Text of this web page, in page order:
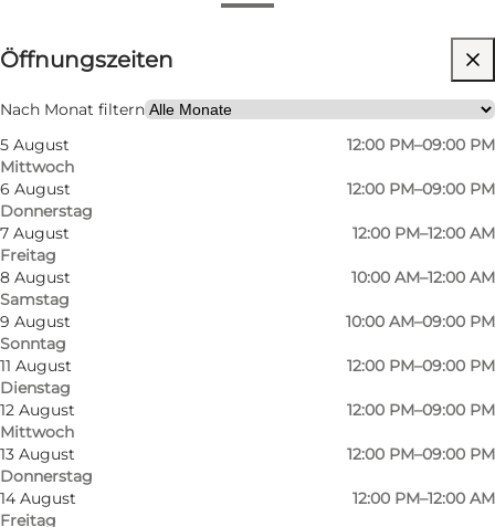
Öffnungszeiten anzeigen
Öffnungszeiten
Nach Monat filtern
5 August
Mittwoch
12:00 PM–09:00 PM
6 August
Donnerstag
12:00 PM–09:00 PM
7 August
Freitag
12:00 PM–12:00 AM
8 August
Samstag
10:00 AM–12:00 AM
9 August
Sonntag
10:00 AM–09:00 PM
11 August
Dienstag
12:00 PM–09:00 PM
12 August
Mittwoch
12:00 PM–09:00 PM
13 August
Donnerstag
12:00 PM–09:00 PM
14 August
Freitag
12:00 PM–12:00 AM
Website besuchen
Freunde, Kinder